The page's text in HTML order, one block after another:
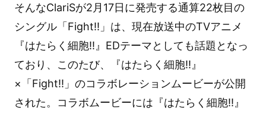
そんなClariSが2月17日に発売する通算22枚目の
シングル「Fight!!」は、現在放送中のTVアニメ
『はたらく細胞!!』EDテーマとしても話題となっ
ており、このたび、『はたらく細胞!!』
×「Fight!!」のコラボレーションムービーが公開
された。コラボムービーには『はたらく細胞!!』